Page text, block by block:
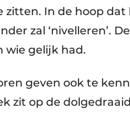
zitten. In de hoop
zal ‘nivelleren’.
wie gelijk had.
geven ook te
zit op de